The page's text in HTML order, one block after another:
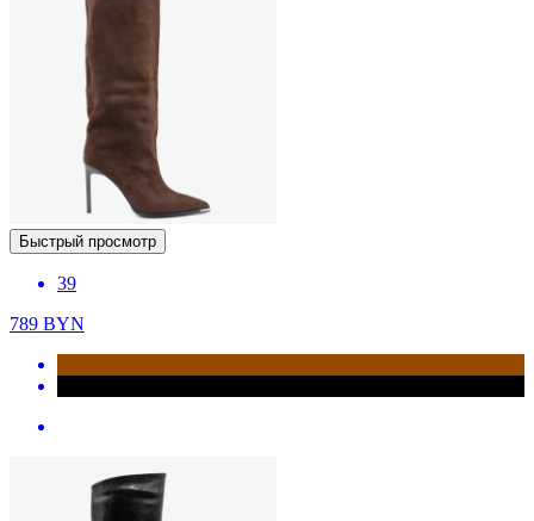
Быстрый просмотр
39
789 BYN